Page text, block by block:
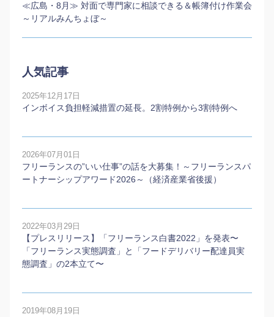
≪広島・8月≫ 対面で専門家に相談できる＆帳簿付け作業会
～リアルみんちょぼ～
人気記事
2025年12月17日
インボイス負担軽減措置の延長。2割特例から3割特例へ
2026年07月01日
フリーランスの”いい仕事”の話を大募集！～フリーランスパ
ートナーシップアワード2026～（経済産業省後援）
2022年03月29日
【プレスリリース】「フリーランス白書2022」を発表〜
「フリーランス実態調査」と「フードデリバリー配達員実
態調査」の2本⽴て〜
2019年08月19日